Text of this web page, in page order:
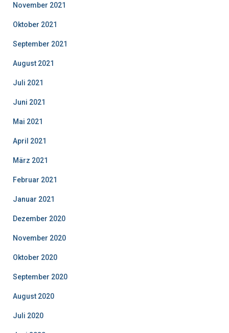
November 2021
Oktober 2021
September 2021
August 2021
Juli 2021
Juni 2021
Mai 2021
April 2021
März 2021
Februar 2021
Januar 2021
Dezember 2020
November 2020
Oktober 2020
September 2020
August 2020
Juli 2020